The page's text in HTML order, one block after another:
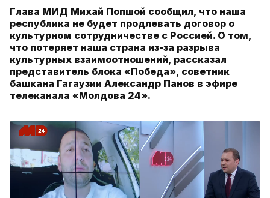
Глава МИД Михай Попшой сообщил, что наша
республика не будет продлевать договор о
культурном сотрудничестве с Россией. О том,
что потеряет наша страна из-за разрыва
культурных взаимоотношений, рассказал
представитель блока «Победа», советник
башкана Гагаузии Александр Панов в эфире
телеканала «Молдова 24».